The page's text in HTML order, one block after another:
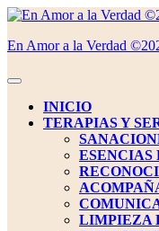
Saltar
contenido
al
En Amor a la Verdad
Botón
aperturaINICIO
TERAPIAS Y
ESENCIAS
LIMPIEZA